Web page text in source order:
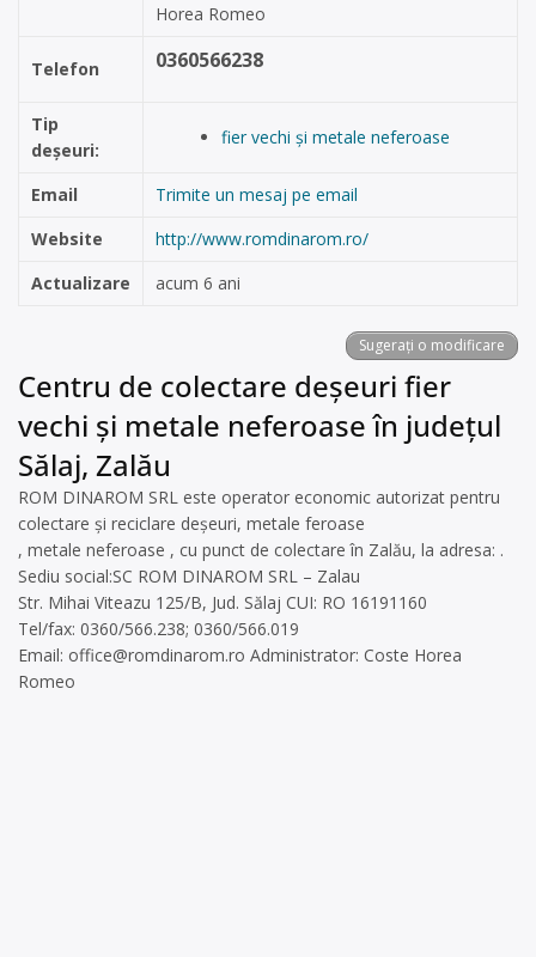
Horea Romeo
Telefon 0360566238
Tip
deșeuri:
fier vechi și metale neferoase
Email
Trimite un mesaj pe email
Website
http://www.romdinarom.ro/
Actualizare
acum 6 ani
Sugerați o modificare
Centru de colectare deșeuri fier
vechi și metale neferoase în județul
Sălaj, Zalău
ROM DINAROM SRL este operator economic autorizat pentru
colectare și reciclare deșeuri, metale feroase
, metale neferoase , cu punct de colectare în Zalău, la adresa: .
Sediu social:SC ROM DINAROM SRL – Zalau
Str. Mihai Viteazu 125/B, Jud. Sălaj CUI: RO 16191160
Tel/fax: 0360/566.238; 0360/566.019
Email: office@romdinarom.ro Administrator: Coste Horea
Romeo